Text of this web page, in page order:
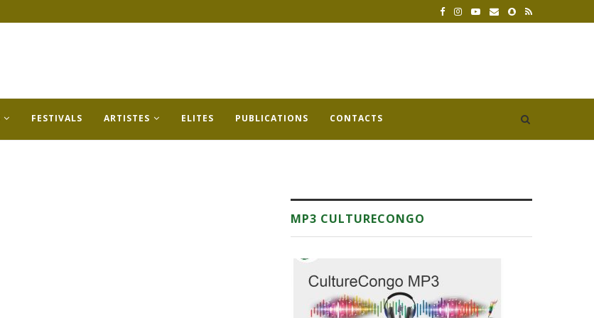
FESTIVALS ARTISTES ELITES PUBLICATIONS CONTACTS
MP3 CULTURECONGO